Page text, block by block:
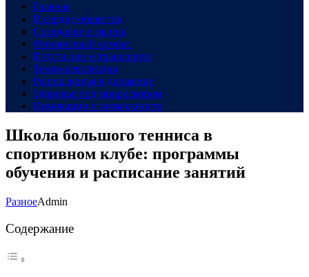
Главная
В сердце общества
Созидание и рынок
Финансовый компас
В пути: все о транспорте
Техно-революция
Рынок жилья в динамике
Здоровье под микроскопом
Инновации и возможности
Школа большого тенниса в
спортивном клубе: программы
обучения и расписание занятий
РазноеAdmin
Содержание